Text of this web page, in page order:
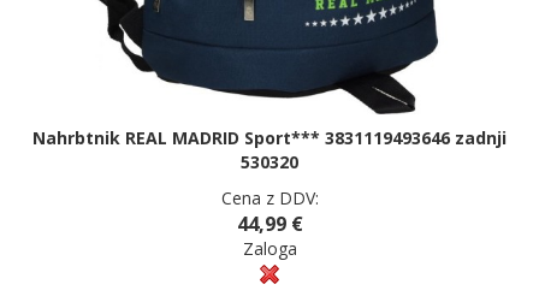
Nahrbtnik REAL MADRID Sport*** 3831119493646 zadnji
530320
Cena z DDV:
44,99 €
Zaloga